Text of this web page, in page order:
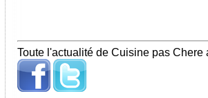
Toute l'actualité de Cuisine pas Chere